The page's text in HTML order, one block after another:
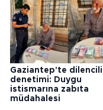
Gaziantep'te
denetimi: Duygu
istismarına zabıta
müdahalesi